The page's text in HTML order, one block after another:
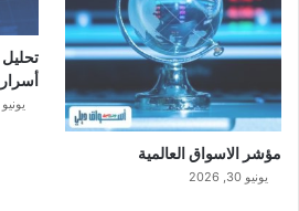
مؤشر الاسواق العالمية
يونيو 30, 2026
يونيو 30,